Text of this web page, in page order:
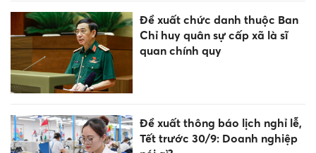
Đề xuất chức danh thuộc Ban
Chỉ huy quân sự cấp xã là sĩ
quan chính quy
Đề xuất thông báo lịch nghỉ lễ,
Tết trước 30/9: Doanh nghiệp